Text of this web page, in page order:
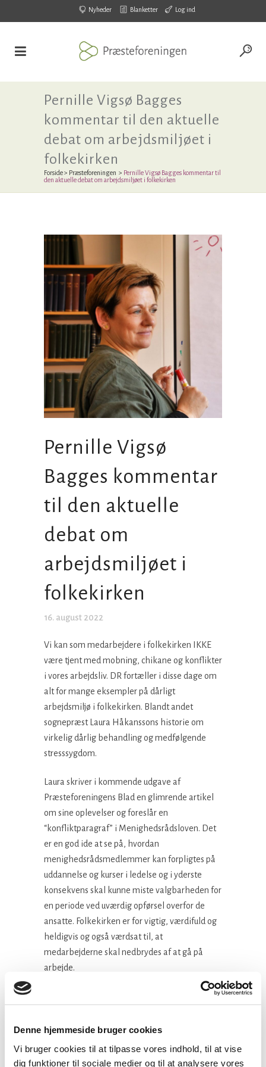
Denne hjemmeside bruger cookies
Vi bruger cookies til at tilpasse vores indhold, til at vise
dig funktioner til sociale medier og til at analysere vores
Nyheder Blanketter Log ind
Pernille Vigsø Bagges
kommentar til den aktuelle
debat om arbejdsmiljøet i
folkekirken
Forside> Præsteforeningen > Pernille Vigsø Bagges kommentar til
den aktuelle debat om arbejdsmiljøet i folkekirken
Pernille Vigsø
Bagges kommentar
til den aktuelle
debat om
arbejdsmiljøet i
folkekirken
16. august 2022
Vi kan som medarbejdere i folkekirken IKKE
være tjent med mobning, chikane og konflikter
i vores arbejdsliv. DR fortæller i disse dage om
alt for mange eksempler på dårligt
arbejdsmiljø i folkekirken. Blandt andet
sognepræst Laura Håkanssons historie om
virkelig dårlig behandling og medfølgende
stresssygdom.
Laura skriver i kommende udgave af
Præsteforeningens Blad en glimrende artikel
om sine oplevelser og foreslår en
“konfliktparagraf” i Menighedsrådsloven. Det
er en god ide at se på, hvordan
menighedsrådsmedlemmer kan forpligtes på
uddannelse og kurser i ledelse og i yderste
konsekvens skal kunne miste valgbarheden for
en periode ved uværdig opførsel overfor de
ansatte. Folkekirken er for vigtig, værdifuld og
heldigvis og også værdsat til, at
medarbejderne skal nedbrydes af at gå på
arbejde.
hvordan vi løser problemerne. Vi skulle mødes
arbejdsmiljø, men mødet er udskudt. Vi vil